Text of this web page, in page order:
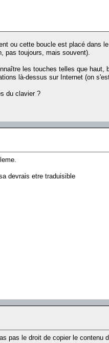
ou cette boucle est placé dans
pas toujours, mais souvent).
les touches telles que haut,
là-dessus sur Internet (on
du clavier ?
devrais etre traduisible
pas le droit de copier le